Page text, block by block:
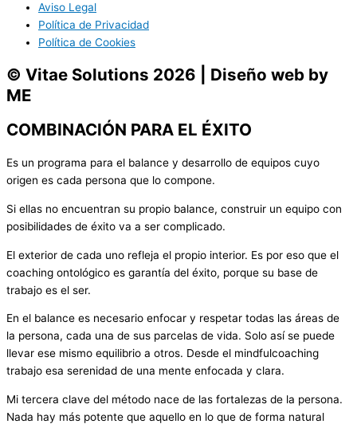
Aviso Legal
Política de Privacidad
Política de Cookies
© Vitae Solutions 2026 | Diseño web by
ME
COMBINACIÓN PARA EL ÉXITO
Es un programa para el balance y desarrollo de equipos cuyo
origen es cada persona que lo compone.
Si ellas no encuentran su propio balance, construir un equipo con
posibilidades de éxito va a ser complicado.
El exterior de cada uno refleja el propio interior. Es por eso que el
coaching ontológico es garantía del éxito, porque su base de
trabajo es el ser.
En el balance es necesario enfocar y respetar todas las áreas de
la persona, cada una de sus parcelas de vida. Solo así se puede
llevar ese mismo equilibrio a otros. Desde el mindfulcoaching
trabajo esa serenidad de una mente enfocada y clara.
Mi tercera clave del método nace de las fortalezas de la persona.
Nada hay más potente que aquello en lo que de forma natural